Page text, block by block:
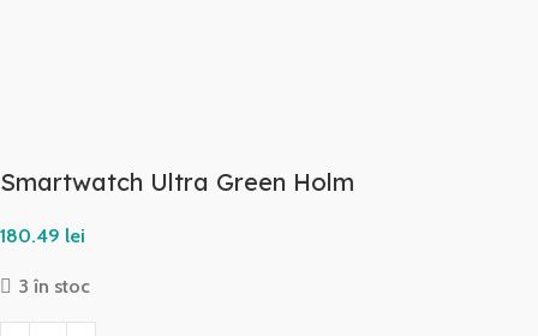
Smartwatch Ultra Green Holm
lei
3 în stoc